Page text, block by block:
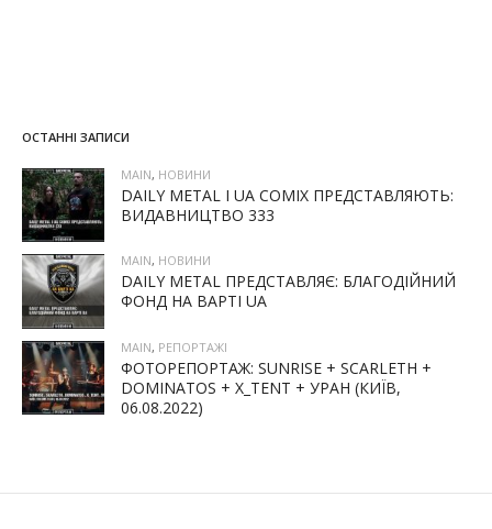
ОСТАННІ ЗАПИСИ
MAIN, НОВИНИ
DAILY METAL І UA COMIX ПРЕДСТАВЛЯЮТЬ:
ВИДАВНИЦТВО 333
MAIN, НОВИНИ
DAILY METAL ПРЕДСТАВЛЯЄ: БЛАГОДІЙНИЙ
ФОНД НА ВАРТІ UA
MAIN, РЕПОРТАЖІ
ФОТОРЕПОРТАЖ: SUNRISE + SCARLETH +
DOMINATOS + X_TENT + УРАН (КИЇВ,
06.08.2022)